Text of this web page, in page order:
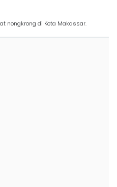
nongkrong di Kota Makassar.